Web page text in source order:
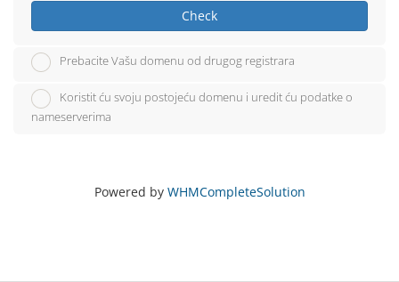
Check
Prebacite Vašu domenu od drugog registrara
Koristit ću svoju postojeću domenu i uredit ću podatke o
nameserverima
Powered by WHMCompleteSolution